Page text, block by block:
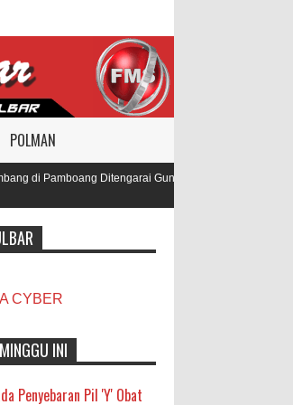
POLMAN
di Pamboang Ditengarai Gunakan BBM Subsidi,
CYBER
INI
Penyebaran Pil 'Y' Obat